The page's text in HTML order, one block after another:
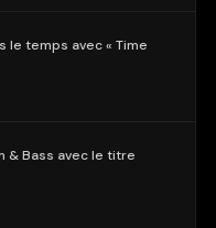
le temps avec « Time
& Bass avec le titre